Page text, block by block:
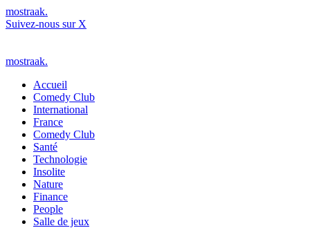
mostraak.
Suivez-nous sur X
mostraak.
Accueil
Comedy Club
International
France
Comedy Club
Santé
Technologie
Insolite
Nature
Finance
People
Salle de jeux